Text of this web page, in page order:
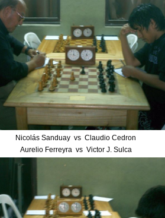
Nicolás Sanduay vs Claudio Cedron
Aurelio Ferreyra vs Victor J. Sulca